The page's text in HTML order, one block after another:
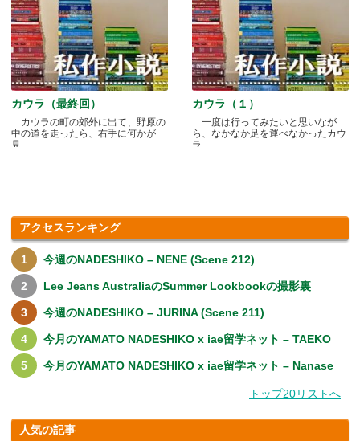
カウラ（最終回）
カウラの町の郊外に出て、野原の
中の道を走ったら、右手に何かが
見.....
カウラ（１）
一度は行ってみたいと思いなが
ら、なかなか足を運べなかったカウ
ラ.....
アクセスランキング
今週のNADESHIKO – NENE (Scene 212)
Lee Jeans AustraliaのSummer Lookbookの撮影裏
今週のNADESHIKO – JURINA (Scene 211)
今月のYAMATO NADESHIKO x iae留学ネット – TAEKO
今月のYAMATO NADESHIKO x iae留学ネット – Nanase
トップ20リストへ
人気の記事